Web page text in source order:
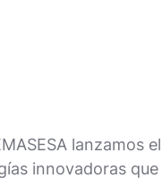
lanzamos
innovadoras